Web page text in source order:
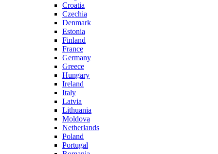
Croatia
Czechia
Denmark
Estonia
Finland
France
Germany
Greece
Hungary
Ireland
Italy
Latvia
Lithuania
Moldova
Netherlands
Poland
Portugal